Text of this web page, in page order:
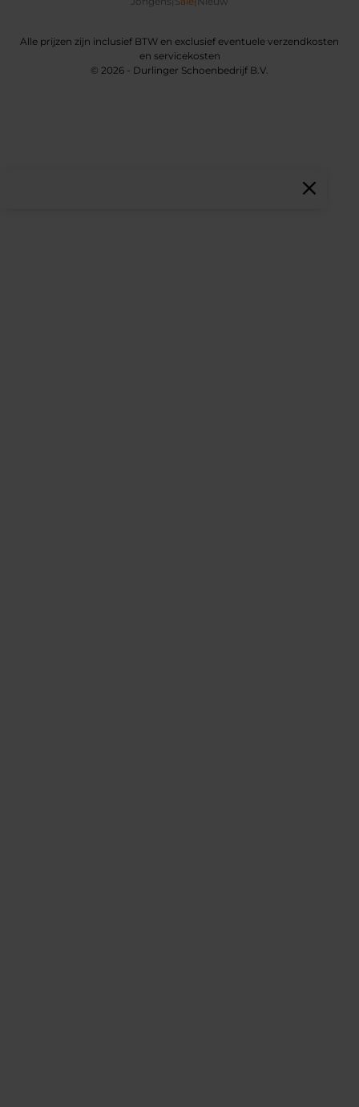
Alle prijzen zijn inclusief BTW en exclusief eventuele verzendkosten
en servicekosten
© 2026 - Durlinger Schoenbedrijf B.V.